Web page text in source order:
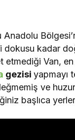
Anadolu
dokusu kadar
etmediği Van,
gezisiyapmayı
ve
başlıca